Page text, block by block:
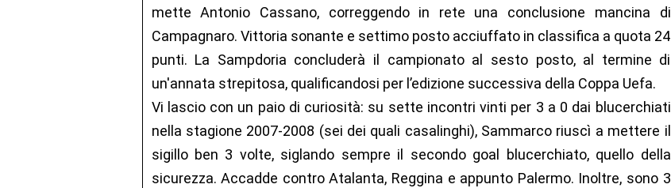
mette Antonio Cassano, correggendo in rete una conclusione mancina di
Campagnaro. Vittoria sonante e settimo posto acciuffato in classifica a quota 24
punti. La Sampdoria concluderà il campionato al sesto posto, al termine di
un'annata strepitosa, qualificandosi per l’edizione successiva della Coppa Uefa.
Vi lascio con un paio di curiosità: su sette incontri vinti per 3 a 0 dai blucerchiati
nella stagione 2007-2008 (sei dei quali casalinghi), Sammarco riuscì a mettere il
sigillo ben 3 volte, siglando sempre il secondo goal blucerchiato, quello della
sicurezza. Accadde contro Atalanta, Reggina e appunto Palermo. Inoltre, sono 3